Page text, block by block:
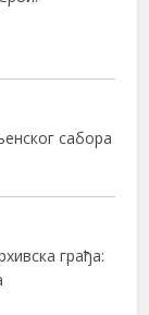
сабора
грађа: